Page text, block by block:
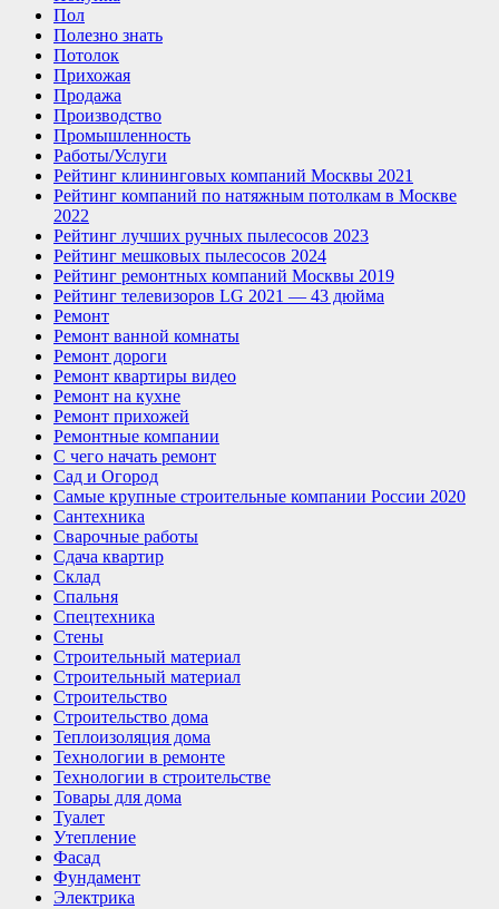
Пол
Полезно знать
Потолок
Прихожая
Продажа
Производство
Промышленность
Работы/Услуги
Рейтинг клининговых компаний Москвы 2021
Рейтинг компаний по натяжным потолкам в Москве
2022
Рейтинг лучших ручных пылесосов 2023
Рейтинг мешковых пылесосов 2024
Рейтинг ремонтных компаний Москвы 2019
Рейтинг телевизоров LG 2021 — 43 дюйма
Ремонт
Ремонт ванной комнаты
Ремонт дороги
Ремонт квартиры видео
Ремонт на кухне
Ремонт прихожей
Ремонтные компании
С чего начать ремонт
Сад и Огород
Самые крупные строительные компании России 2020
Сантехника
Сварочные работы
Сдача квартир
Склад
Спальня
Спецтехника
Стены
Строительный материал
Строительный материал
Строительство
Строительство дома
Теплоизоляция дома
Технологии в ремонте
Технологии в строительстве
Товары для дома
Туалет
Утепление
Фасад
Фундамент
Электрика